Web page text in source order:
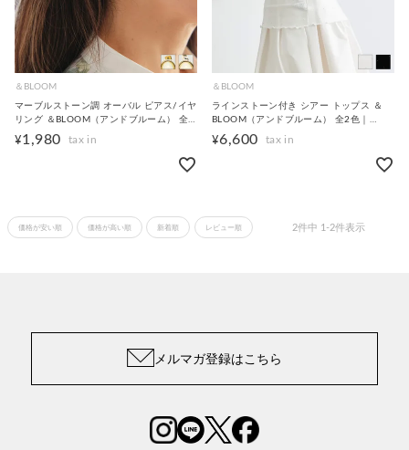
＆BLOOM
マーブルストーン調 オーバル ピアス/イヤ
リング ＆BLOOM（アンドブルーム） 全1
色｜abl965-0043【1】
¥1,980
＆BLOOM
ラインストーン付き シアー トップス ＆
BLOOM（アンドブルーム） 全2色｜
abl561-0041【1】
¥6,600
価格が安い順 価格が高い順 新着順 レビュー順 2件中 1 -2件表示
メルマガ登録はこちら